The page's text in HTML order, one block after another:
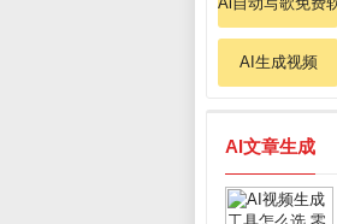
AI生成视频
AI文章生成